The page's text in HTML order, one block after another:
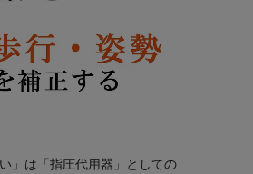
」は「指圧代用器」としての